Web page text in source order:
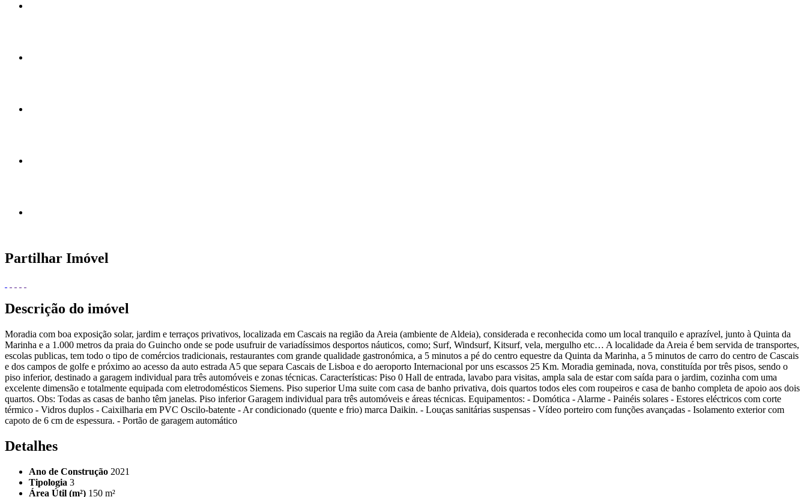
Partilhar Imóvel
Descrição do imóvel
Moradia com boa exposição solar, jardim e terraços privativos, localizada em Cascais na região da Areia (ambiente de Aldeia), considerada e reconhecida como um local tranquilo e aprazível, junto à Quinta da
Marinha e a 1.000 metros da praia do Guincho onde se pode usufruir de variadíssimos desportos náuticos, como; Surf, Windsurf, Kitsurf, vela, mergulho etc… A localidade da Areia é bem servida de transportes,
escolas publicas, tem todo o tipo de comércios tradicionais, restaurantes com grande qualidade gastronómica, a 5 minutos a pé do centro equestre da Quinta da Marinha, a 5 minutos de carro do centro de Cascais
e dos campos de golfe e próximo ao acesso da auto estrada A5 que separa Cascais de Lisboa e do aeroporto Internacional por uns escassos 25 Km. Moradia geminada, nova, constituída por três pisos, sendo o
piso inferior, destinado a garagem individual para três automóveis e zonas técnicas. Características: Piso 0 Hall de entrada, lavabo para visitas, ampla sala de estar com saída para o jardim, cozinha com uma
excelente dimensão e totalmente equipada com eletrodomésticos Siemens. Piso superior Uma suite com casa de banho privativa, dois quartos todos eles com roupeiros e casa de banho completa de apoio aos dois
quartos. Obs: Todas as casas de banho têm janelas. Piso inferior Garagem individual para três automóveis e áreas técnicas. Equipamentos: - Domótica - Alarme - Painéis solares - Estores eléctricos com corte
térmico - Vidros duplos - Caixilharia em PVC Oscilo-batente - Ar condicionado (quente e frio) marca Daikin. - Louças sanitárias suspensas - Vídeo porteiro com funções avançadas - Isolamento exterior com
capoto de 6 cm de espessura. - Portão de garagem automático
Detalhes
Ano de Construção 2021
Tipologia 3
Área Útil (m²) 150 m²